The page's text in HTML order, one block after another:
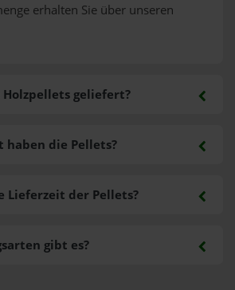
erhalten Sie über unseren
geliefert?
gibt es?
die Pellets?
Lieferzeit der Pellets?